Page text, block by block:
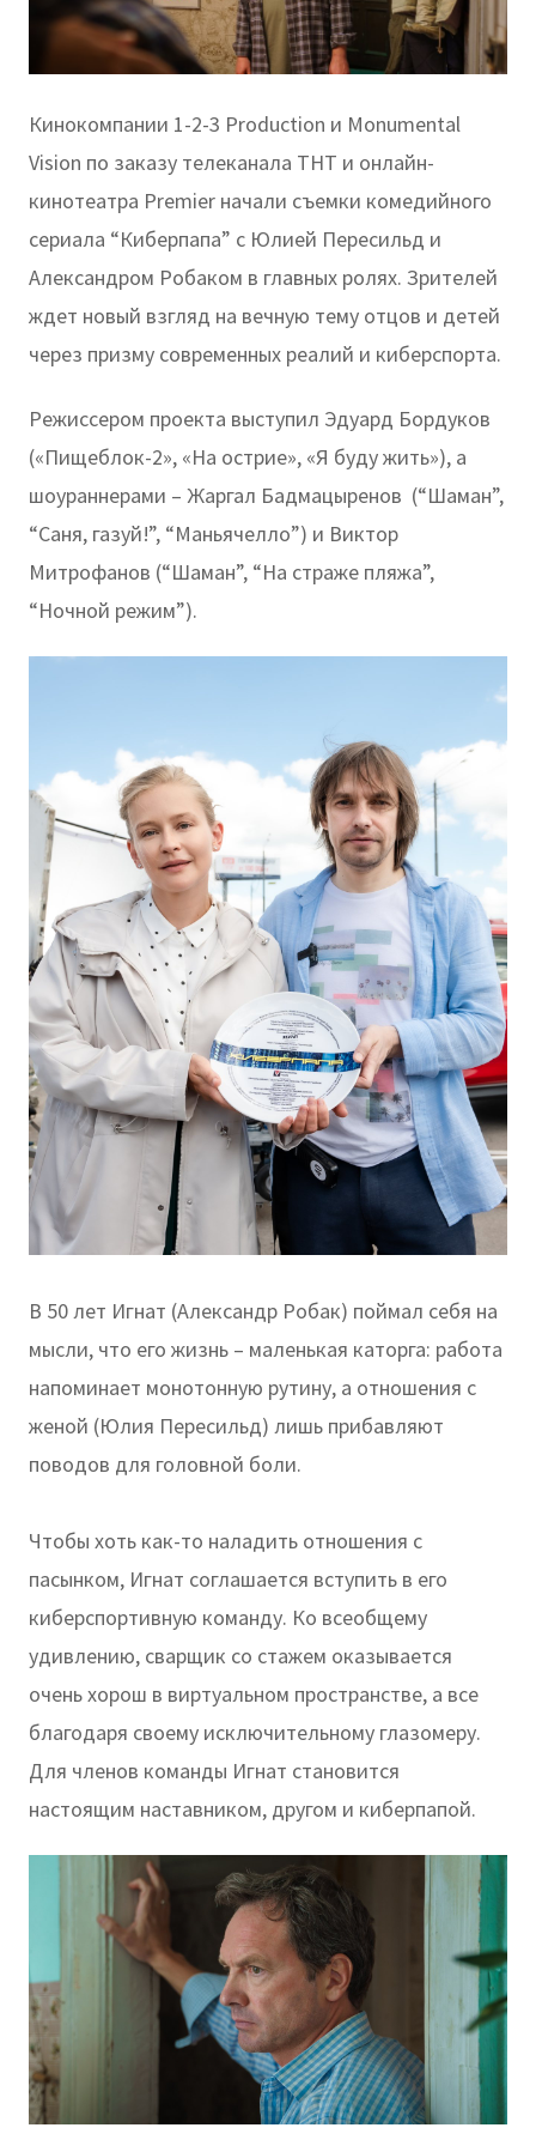
Кинокомпании 1-2-3 Production и Monumental
Vision по заказу телеканала ТНТ и онлайн-
кинотеатра Premier начали съемки комедийного
сериала “Киберпапа” с Юлией Пересильд и
Александром Робаком в главных ролях. Зрителей
ждет новый взгляд на вечную тему отцов и детей
через призму современных реалий и киберспорта.
Режиссером проекта выступил Эдуард Бордуков
(«Пищеблок-2», «На острие», «Я буду жить»), а
шоураннерами – Жаргал Бадмацыренов (“Шаман”,
“Саня, газуй!”, “Маньячелло”) и Виктор
Митрофанов (“Шаман”, “На страже пляжа”,
“Ночной режим”).
В 50 лет Игнат (Александр Робак) поймал себя на
мысли, что его жизнь – маленькая каторга: работа
напоминает монотонную рутину, а отношения с
женой (Юлия Пересильд) лишь прибавляют
поводов для головной боли.
Чтобы хоть как-то наладить отношения с
пасынком, Игнат соглашается вступить в его
киберспортивную команду. Ко всеобщему
удивлению, сварщик со стажем оказывается
очень хорош в виртуальном пространстве, а все
благодаря своему исключительному глазомеру.
Для членов команды Игнат становится
настоящим наставником, другом и киберпапой.